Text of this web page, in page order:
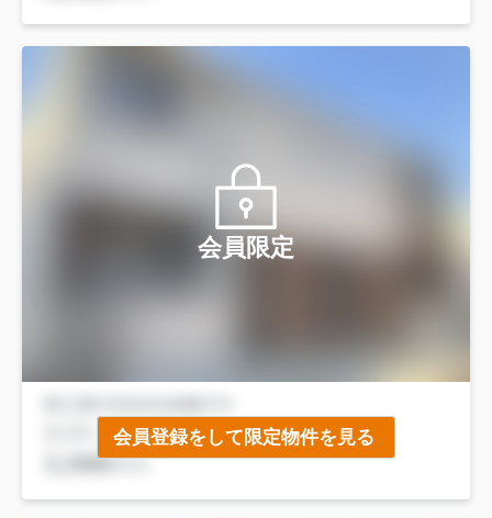
会員限定
会員登録をして限定物件を見る